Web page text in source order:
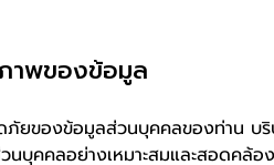
าพของข้อมูล
ภัยของข้อมูลส่วนบุคคลของท่าน บ
บุคคลอย่างเหมาะสมและสอดคล้อ